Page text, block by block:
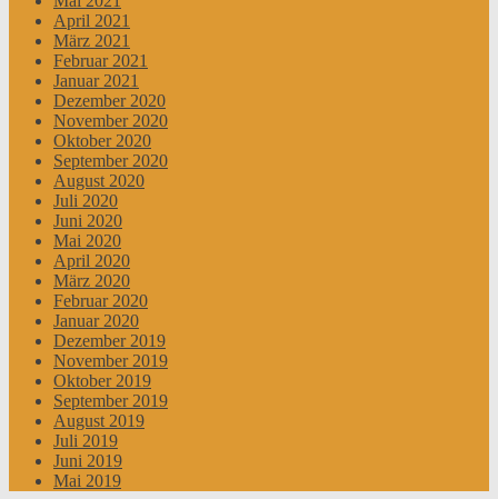
April 2021
März 2021
Februar 2021
Januar 2021
Dezember 2020
November 2020
Oktober 2020
September 2020
August 2020
Juli 2020
Juni 2020
Mai 2020
April 2020
März 2020
Februar 2020
Januar 2020
Dezember 2019
November 2019
Oktober 2019
September 2019
August 2019
Juli 2019
Juni 2019
Mai 2019